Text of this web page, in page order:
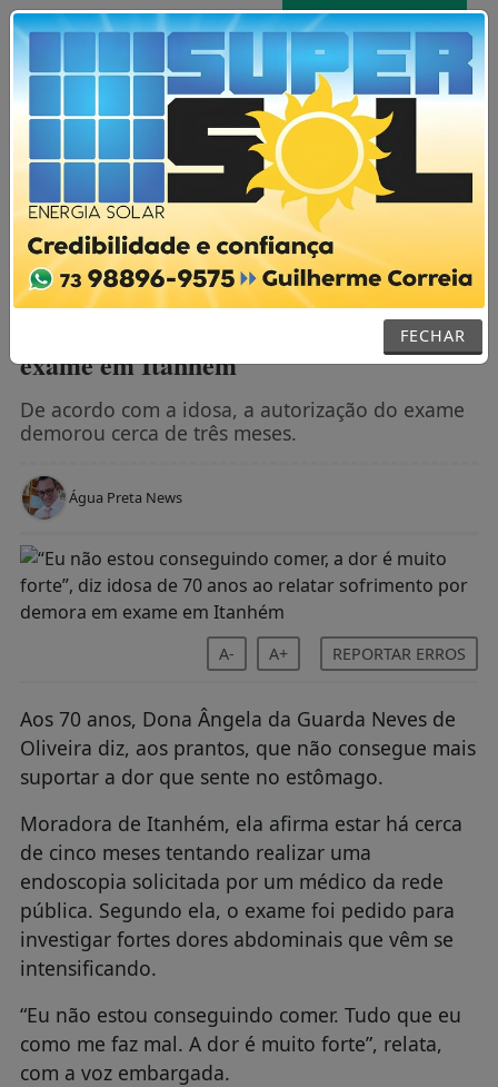
AGORA AO VIVO
MENU
FECHAR
NOTÍCIAS / GERAL
“Eu não estou conseguindo comer, a dor
é muito forte”, diz idosa de 70 anos ao
relatar sofrimento por demora em
exame em Itanhém
De acordo com a idosa, a autorização do exame
demorou cerca de três meses.
Água Preta News
A- A+ REPORTAR ERROS
Aos 70 anos, Dona Ângela da Guarda Neves de
Oliveira diz, aos prantos, que não consegue mais
suportar a dor que sente no estômago.
Moradora de Itanhém, ela afirma estar há cerca
de cinco meses tentando realizar uma
endoscopia solicitada por um médico da rede
pública. Segundo ela, o exame foi pedido para
investigar fortes dores abdominais que vêm se
intensificando.
“Eu não estou conseguindo comer. Tudo que eu
como me faz mal. A dor é muito forte”, relata,
com a voz embargada.